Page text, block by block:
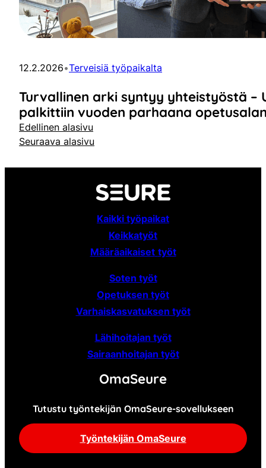
12.2.2026•Terveisiä työpaikalta
Turvallinen arki syntyy yhteistyöstä –
palkittiin vuoden parhaana
Edellinen alasivu
Seuraava alasivu
Kaikki työpaikat
Keikkatyöt
Määräaikaiset työt
Soten työt
Opetuksen työt
Varhaiskasvatuksen työt
Lähihoitajan työt
Sairaanhoitajan työt
OmaSeure
Tutustu työntekijän OmaSeure-sovellukseen
Työntekijän OmaSeure